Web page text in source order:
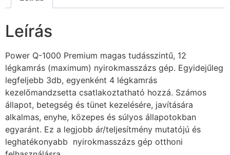
Leírás
Power Q-1000 Premium magas tudásszintű, 12
légkamrás (maximum) nyirokmasszázs gép. Egyidejűleg
legfeljebb 3db, egyenként 4 légkamrás
kezelőmandzsetta csatlakoztatható hozzá. Számos
állapot, betegség és tünet kezelésére, javítására
alkalmas, enyhe, közepes és súlyos állapotokban
egyaránt. Ez a legjobb ár/teljesítmény mutatójú és
leghatékonyabb nyirokmasszázs gép otthoni